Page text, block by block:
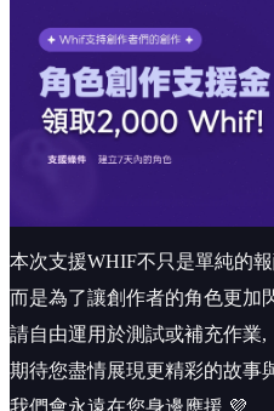
本次支援WHIF不只是單純的
而是為了讓創作者的角色更加
請自由運用於測試或補充作業,
期待您盡情展現更精彩的故事